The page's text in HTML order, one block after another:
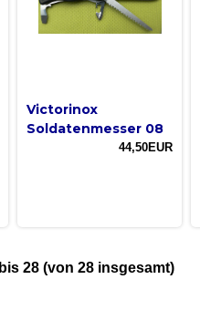
Victorinox
Soldatenmesser 08
44,50EUR
bis 28 (von 28 insgesamt)